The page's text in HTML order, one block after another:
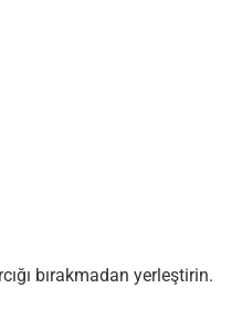
bırakmadan yerleştirin.